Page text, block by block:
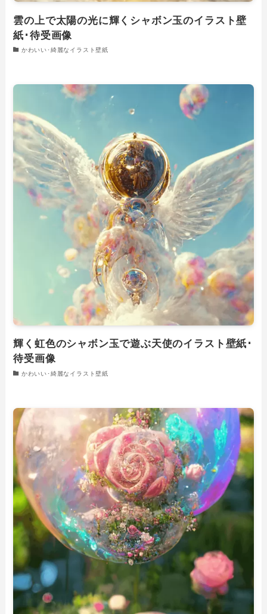
雲の上で太陽の光に輝くシャボン玉のイラスト壁
紙･待受画像
かわいい･綺麗なイラスト壁紙
輝く虹色のシャボン玉で遊ぶ天使のイラスト壁紙･
待受画像
かわいい･綺麗なイラスト壁紙